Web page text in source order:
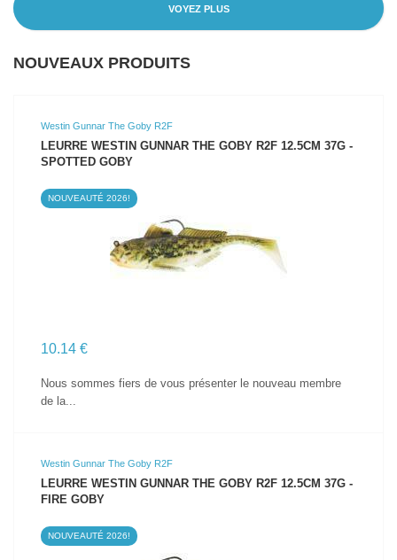
VOYEZ PLUS
NOUVEAUX PRODUITS
Westin Gunnar The Goby R2F
LEURRE WESTIN GUNNAR THE GOBY R2F 12.5CM 37G -
SPOTTED GOBY
NOUVEAUTÉ 2026!
10.14 €
Nous sommes fiers de vous présenter le nouveau membre
de la...
Westin Gunnar The Goby R2F
LEURRE WESTIN GUNNAR THE GOBY R2F 12.5CM 37G -
FIRE GOBY
VOIR LE PRODUIT
NOUVEAUTÉ 2026!